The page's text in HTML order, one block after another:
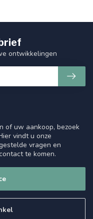
of uw aankoop, bezoek
vindt u onze
vragen en
te komen.
ontwikkelingen